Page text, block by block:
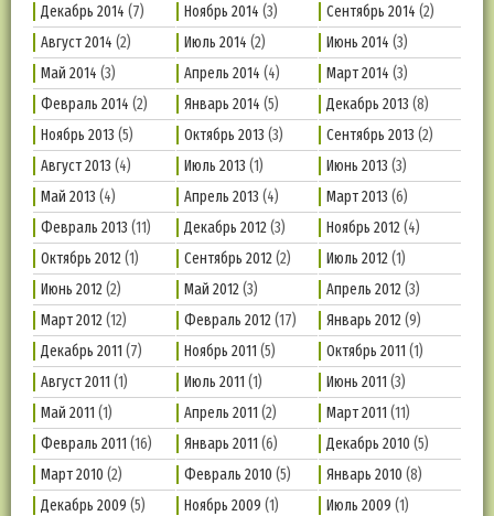
Декабрь 2014 (7) Ноябрь 2014 (3) Сентябрь 2014 (2)
Август 2014 (2) Июль 2014 (2) Июнь 2014 (3)
Май 2014 (3) Апрель 2014 (4) Март 2014 (3)
Февраль 2014 (2) Январь 2014 (5) Декабрь 2013 (8)
Ноябрь 2013 (5) Октябрь 2013 (3) Сентябрь 2013 (2)
Август 2013 (4) Июль 2013 (1) Июнь 2013 (3)
Май 2013 (4) Апрель 2013 (4) Март 2013 (6)
Февраль 2013 (11) Декабрь 2012(3) Ноябрь 2012(4)
Октябрь 2012(1) Сентябрь 2012(2) Июль 2012(1)
Июнь 2012(2) Май 2012(3) Апрель 2012(3)
Март 2012(12) Февраль 2012(17) Январь 2012(9)
Декабрь 2011 (7) Ноябрь 2011 (5) Октябрь 2011 (1)
Август 2011 (1) Июль 2011 (1) Июнь 2011 (3)
Май 2011 (1) Апрель 2011 (2) Март 2011 (11)
Февраль 2011 (16) Январь 2011 (6) Декабрь 2010 (5)
Март 2010 (2) Февраль 2010 (5) Январь 2010 (8)
Декабрь 2009 (5) Ноябрь 2009 (1) Июль 2009 (1)